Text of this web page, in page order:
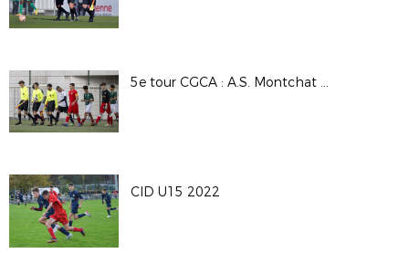
5e tour CGCA : A.S. Montchat Lyon / O. Saint Etienne
CID U15 2022